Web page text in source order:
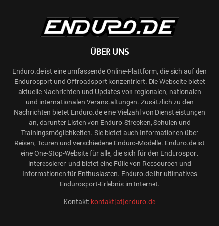
ÜBER UNS
Enduro.de ist eine umfassende Online-Plattform, die sich auf den
Endurosport und Offroadsport konzentriert. Die Webseite bietet
aktuelle Nachrichten und Updates von regionalen, nationalen
und internationalen Veranstaltungen. Zusätzlich zu den
Nachrichten bietet Enduro.de eine Vielzahl von Dienstleistungen
an, darunter Listen von Enduro-Strecken, Schulen und
Trainingsmöglichkeiten. Sie bietet auch Informationen über
Reisen, Touren und verschiedene Enduro-Modelle. Enduro.de ist
eine One-Stop-Website für alle, die sich für den Endurosport
interessieren und bietet eine Fülle von Ressourcen und
Informationen für Enthusiasten. Enduro.de Ihr ultimatives
Endurosport-Erlebnis im Internet.
Kontakt: kontakt[at]enduro.de